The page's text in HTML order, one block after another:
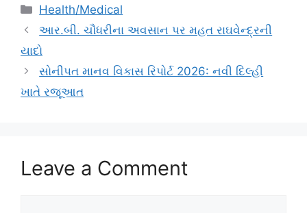
Categories
Health/Medical
આર.બી. ચૌધરીના અવસાન પર મહત રાઘવેન્‍દ્રની
યાદો
સોનીપત માનવ વિકાસ રિપોર્ટ 2026: નવી દિલ્હી
ખાતે રજૂઆત
Leave a Comment